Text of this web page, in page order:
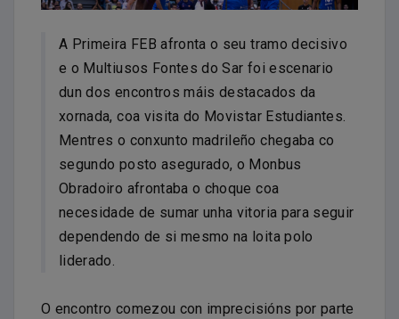
A Primeira FEB afronta o seu tramo decisivo
e o Multiusos Fontes do Sar foi escenario
dun dos encontros máis destacados da
xornada, coa visita do Movistar Estudiantes.
Mentres o conxunto madrileño chegaba co
segundo posto asegurado, o Monbus
Obradoiro afrontaba o choque coa
necesidade de sumar unha vitoria para seguir
dependendo de si mesmo na loita polo
liderado.
O encontro comezou con imprecisións por parte